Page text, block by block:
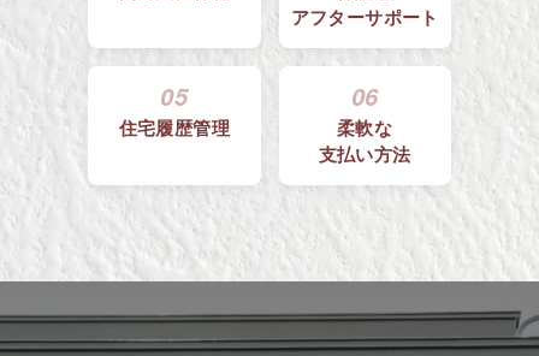
アフターサポート
05
住宅履歴管理
06
柔軟な
支払い方法